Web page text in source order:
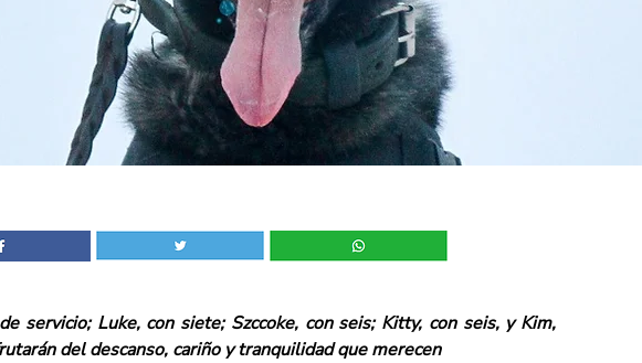
servicio; Luke, con siete; Szccoke, con seis; Kitty, con seis, y Kim,
del descanso, cariño y tranquilidad que merecen